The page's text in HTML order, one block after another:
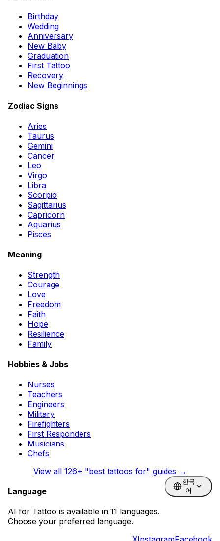
Birthday
Wedding
Anniversary
New Baby
Graduation
First Tattoo
Recovery
New Beginnings
Zodiac Signs
Aries
Taurus
Gemini
Cancer
Leo
Virgo
Libra
Scorpio
Sagittarius
Capricorn
Aquarius
Pisces
Meaning
Strength
Courage
Love
Freedom
Faith
Hope
Resilience
Family
Hobbies & Jobs
Nurses
Teachers
Engineers
Military
Firefighters
First Responders
Musicians
Chefs
View all 126+ "best tattoos for" guides →
Language
AI for Tattoo is available in 11 languages.
Choose your preferred language.
한국
어